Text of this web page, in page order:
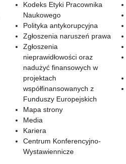
Kodeks Etyki Pracownika
Naukowego
Polityka antykorupcyjna
Zgłoszenia naruszeń prawa
Zgłoszenia
nieprawidłowości oraz
nadużyć finansowych w
projektach
współfinansowanych z
Funduszy Europejskich
Mapa strony
Media
Kariera
Centrum Konferencyjno-
Wystawiennicze